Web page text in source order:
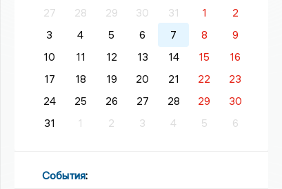
27
28 29 30 31 1
2
3
4 5 6 7 8
9
10
11 12 13 14 15
16
17
18 19 20 21 22
23
24
25 26 27 28 29
30
31
1 2 3 4 5 6
События: